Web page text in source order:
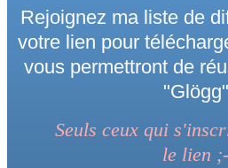
Rejoignez ma liste de
votre lien pour
vous permettront de
Seuls ceux qui
le lien